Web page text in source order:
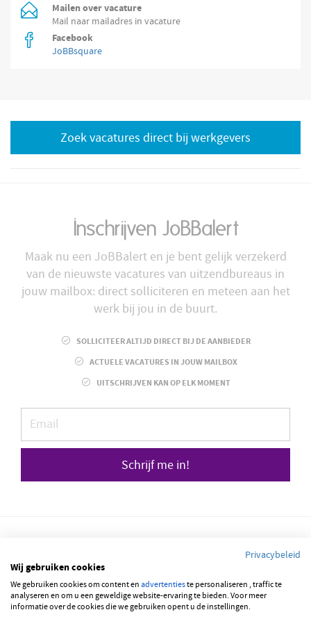
Mailen over vacature
Mail naar mailadres in vacature
Facebook
JoBBsquare
Zoek vacatures direct bij werkgevers
Inschrijven JoBBalert
Maak nu een JoBBalert en je bent gelijk verzekerd
van de nieuwste vacatures van uitzendbureaus in
jouw mailbox: direct solliciteren en meteen aan het
werk bij jou in de buurt.
SOLLICITEER ALTIJD DIRECT BIJ DE AANBIEDER
ACTUELE VACATURES IN JOUW MAILBOX
UITSCHRIJVEN KAN OP ELK MOMENT
Schrijf me in!
© 2026 JOBBSQUARE
NEDERLANDS ENGLISH
Privacybeleid
Wij gebruiken cookies
We gebruiken cookies om content en advertentieste personaliseren , traffic te
analyseren en om u een geweldige website-ervaring te bieden. Voor meer
informatie over de cookies die we gebruiken opent u de instellingen.